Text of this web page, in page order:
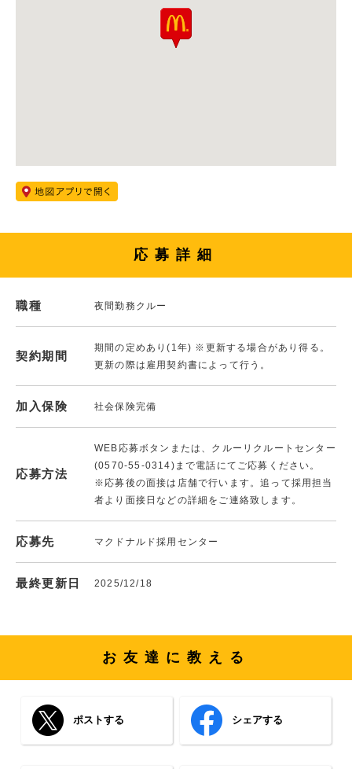
応募詳細
職種 夜間勤務クルー
契約期間
期間の定めあり(1年) ※更新する場合があり得る。
更新の際は雇用契約書によって行う。
加入保険 社会保険完備
応募方法
WEB応募ボタンまたは、クルーリクルートセンター
(0570-55-0314)まで電話にてご応募ください。
※応募後の面接は店舗で行います。追って採用担当
者より面接日などの詳細をご連絡致します。
応募先 マクドナルド採用センター
最終更新日 2025/12/18
お友達に教える
ポストする シェアする